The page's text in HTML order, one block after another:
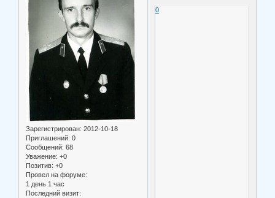
Зарегистрирован: 2012-10-18
Приглашений: 0
Сообщений: 68
Уважение: +0
Позитив: +0
Провел на форуме:
1 день 1 час
Последний визит:
0